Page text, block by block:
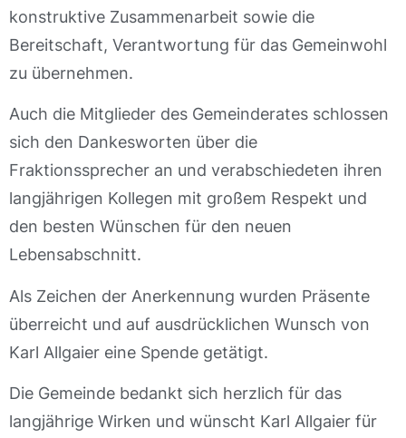
konstruktive Zusammenarbeit sowie die
Bereitschaft, Verantwortung für das Gemeinwohl
zu übernehmen.
Auch die Mitglieder des Gemeinderates schlossen
sich den Dankesworten über die
Fraktionssprecher an und verabschiedeten ihren
langjährigen Kollegen mit großem Respekt und
den besten Wünschen für den neuen
Lebensabschnitt.
Als Zeichen der Anerkennung wurden Präsente
überreicht und auf ausdrücklichen Wunsch von
Karl Allgaier eine Spende getätigt.
Die Gemeinde bedankt sich herzlich für das
langjährige Wirken und wünscht Karl Allgaier für